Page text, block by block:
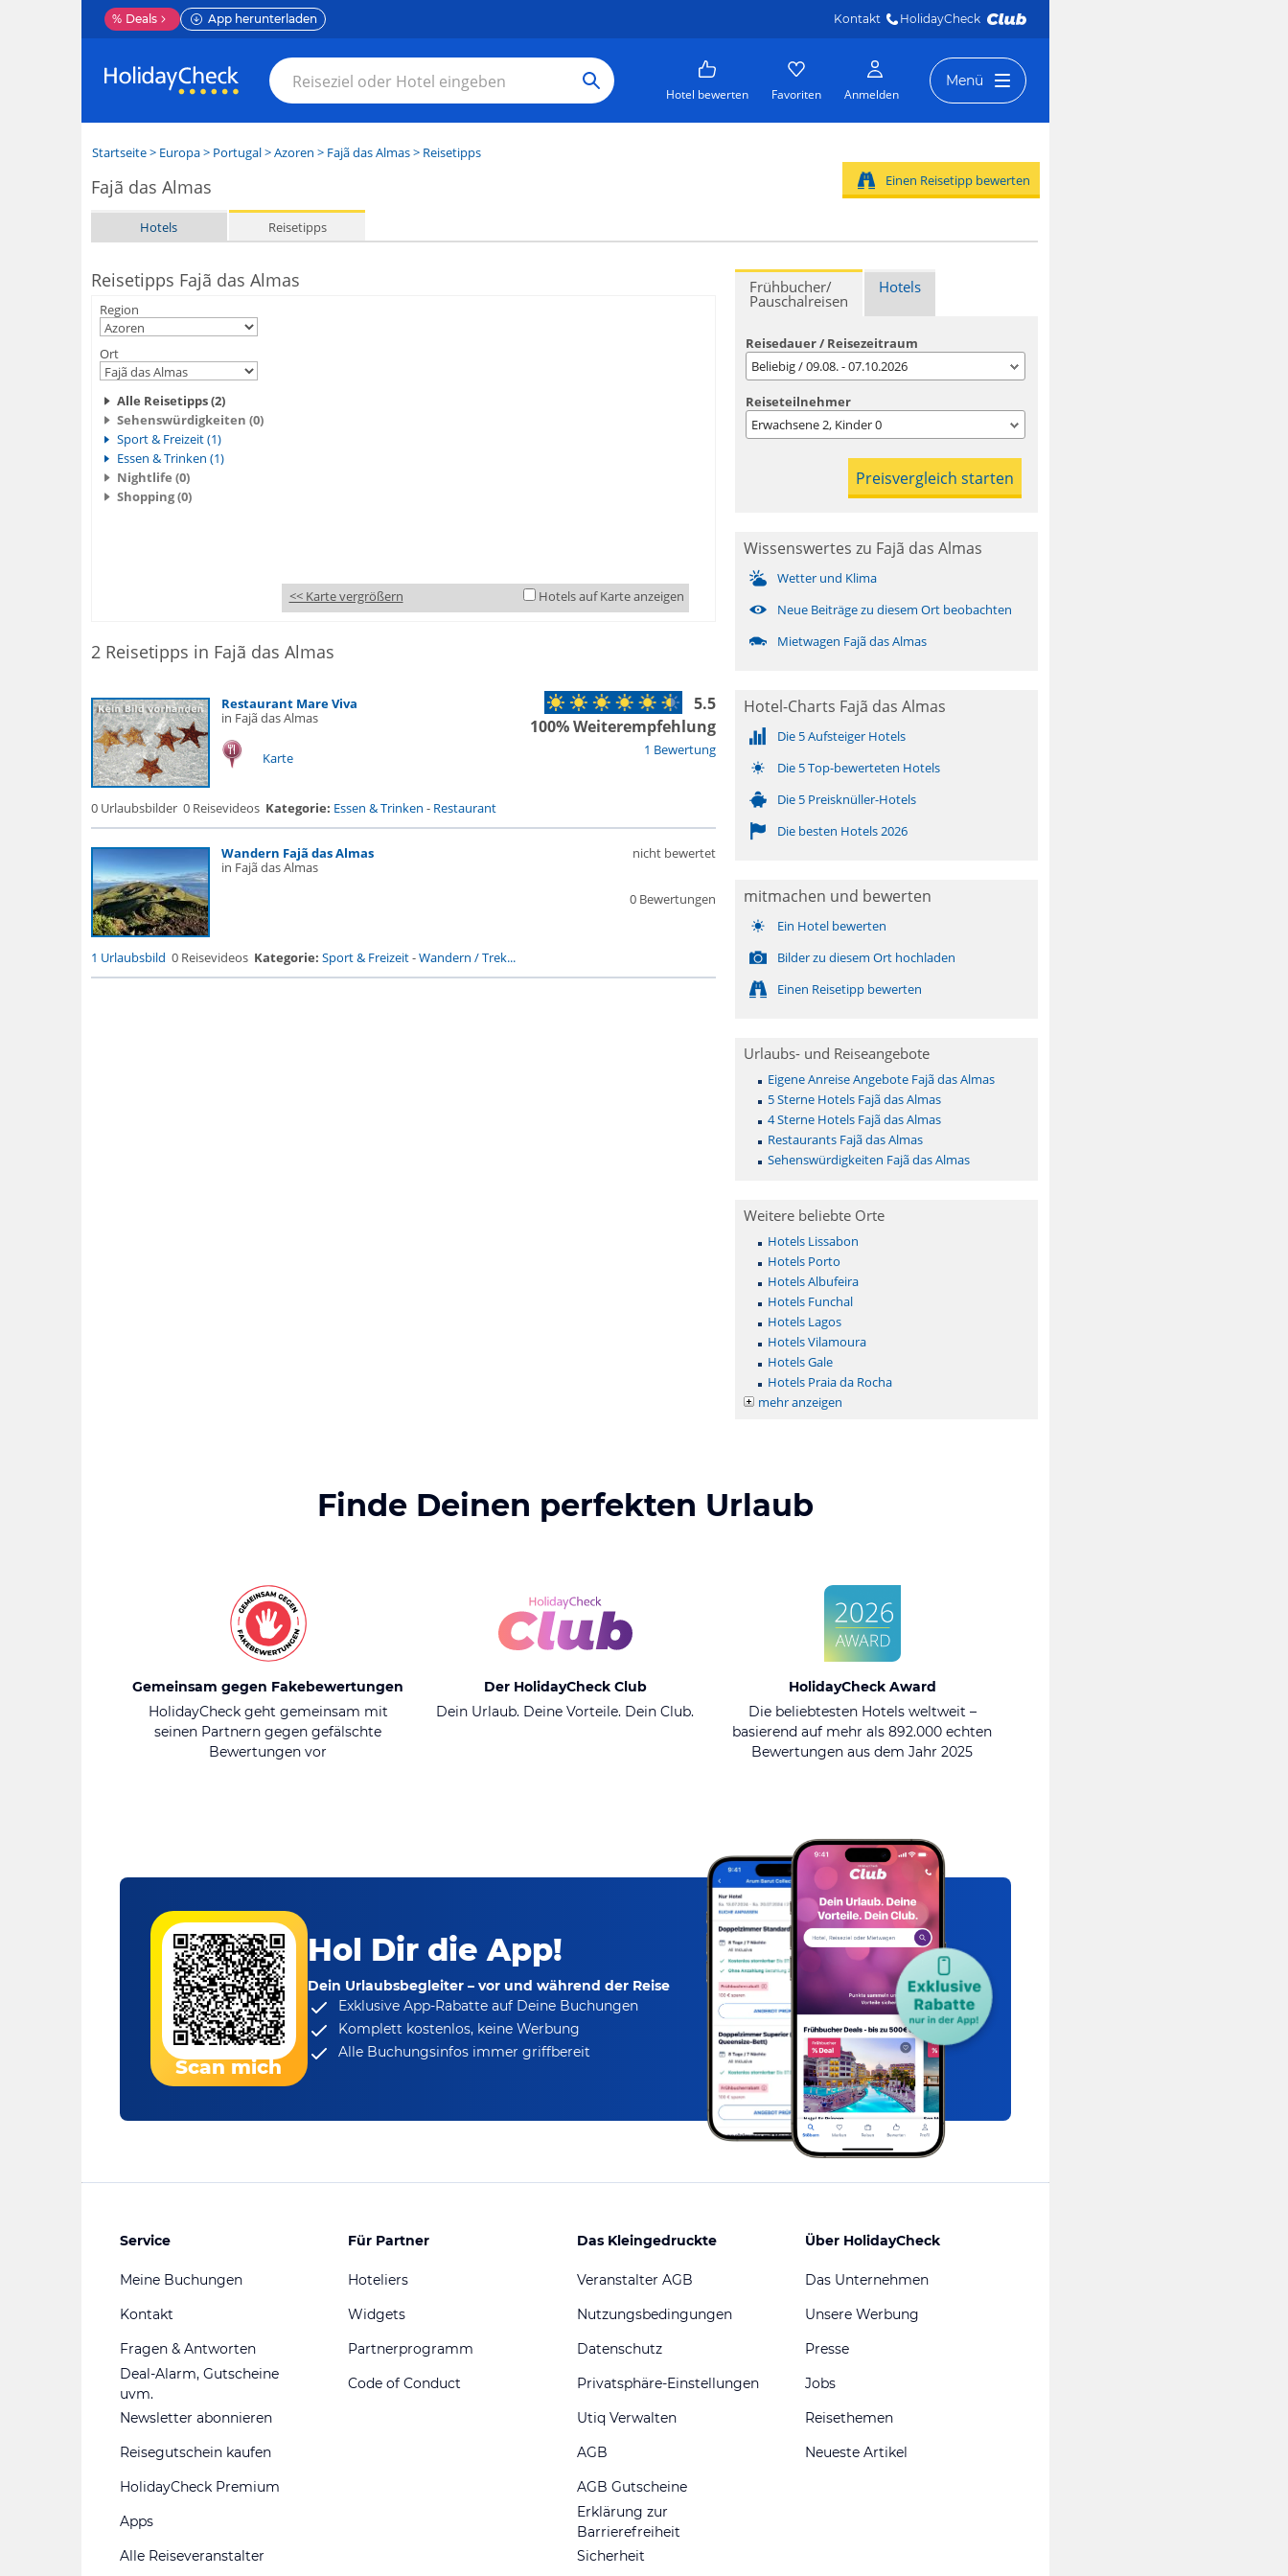
% Deals App herunterladen Kontakt HolidayCheck
Hotel bewerten Favoriten Anmelden
Menü
Startseite> Europa> Portugal>Azoren > Fajã das Almas> Reisetipps
Fajã das Almas
Hotels Reisetipps
Einen Reisetipp bewerten
Reisetipps Fajã das Almas
Region
Ort
Alle Reisetipps (2)
Sehenswürdigkeiten (0)
Sport & Freizeit (1)
Essen & Trinken (1)
Nightlife (0)
Shopping (0)
<< Karte vergrößern Hotels auf Karte anzeigen
2 Reisetipps in Fajã das Almas
Restaurant Mare Viva
in Fajã das Almas
Karte 1 Bewertung
5.5
100% Weiterempfehlung
0 Urlaubsbilder 0 Reisevideos Kategorie: Essen & Trinken - Restaurant
Wandern Fajã das Almas
in Fajã das Almas
0 Bewertungen
nicht bewertet
1 Urlaubsbild 0 Reisevideos Kategorie: Sport & Freizeit-Wandern / Trek...
Frühbucher/
Pauschalreisen
Hotels
Reisedauer / Reisezeitraum
Beliebig / 09.08. - 07.10.2026
Reiseteilnehmer
Erwachsene2, Kinder0
Wissenswertes zu Fajã das Almas
Wetter und Klima
Neue Beiträge zu diesem Ort beobachten
Mietwagen Fajã das Almas
Hotel-Charts Fajã das Almas
Die 5 Aufsteiger Hotels
Die 5 Top-bewerteten Hotels
Die 5 Preisknüller-Hotels
Die besten Hotels 2026
mitmachen und bewerten
Ein Hotel bewerten
Bilder zu diesem Ort hochladen
Einen Reisetipp bewerten
Urlaubs- und Reiseangebote
Eigene Anreise Angebote Fajã das Almas
5 Sterne Hotels Fajã das Almas
4 Sterne Hotels Fajã das Almas
Restaurants Fajã das Almas
Sehenswürdigkeiten Fajã das Almas
Weitere beliebte Orte
Hotels Lissabon
Hotels Porto
Hotels Albufeira
Hotels Funchal
Hotels Lagos
Hotels Vilamoura
Hotels Gale
Hotels Praia da Rocha
mehr anzeigen
Finde Deinen perfekten Urlaub
Gemeinsam gegen Fakebewertungen
HolidayCheck geht gemeinsam mit
seinen Partnern gegen gefälschte
Bewertungen vor
Der HolidayCheck Club
Dein Urlaub. Deine Vorteile. Dein Club.
HolidayCheck Award
Die beliebtesten Hotels weltweit –
basierend auf mehr als 892.000 echten
Bewertungen aus dem Jahr 2025
Scan mich
Hol Dir die App!
Dein Urlaubsbegleiter – vor und während der Reise
Exklusive App-Rabatteauf Deine Buchungen
Komplett kostenlos, keine Werbung
Alle Buchungsinfos immer griffbereit
Service
Meine Buchungen
Kontakt
Fragen & Antworten
Deal-Alarm, Gutscheine
uvm.
Newsletter abonnieren
Reisegutschein kaufen
HolidayCheck Premium
Apps
Alle Reiseveranstalter
Für Partner
Hoteliers
Widgets
Partnerprogramm
Code of Conduct
Das Kleingedruckte
Veranstalter AGB
Nutzungsbedingungen
Datenschutz
Privatsphäre-Einstellungen
Utiq Verwalten
AGB
AGB Gutscheine
Erklärung zur
Barrierefreiheit
Sicherheit
Über HolidayCheck
Das Unternehmen
Unsere Werbung
Presse
Jobs
Reisethemen
Neueste Artikel